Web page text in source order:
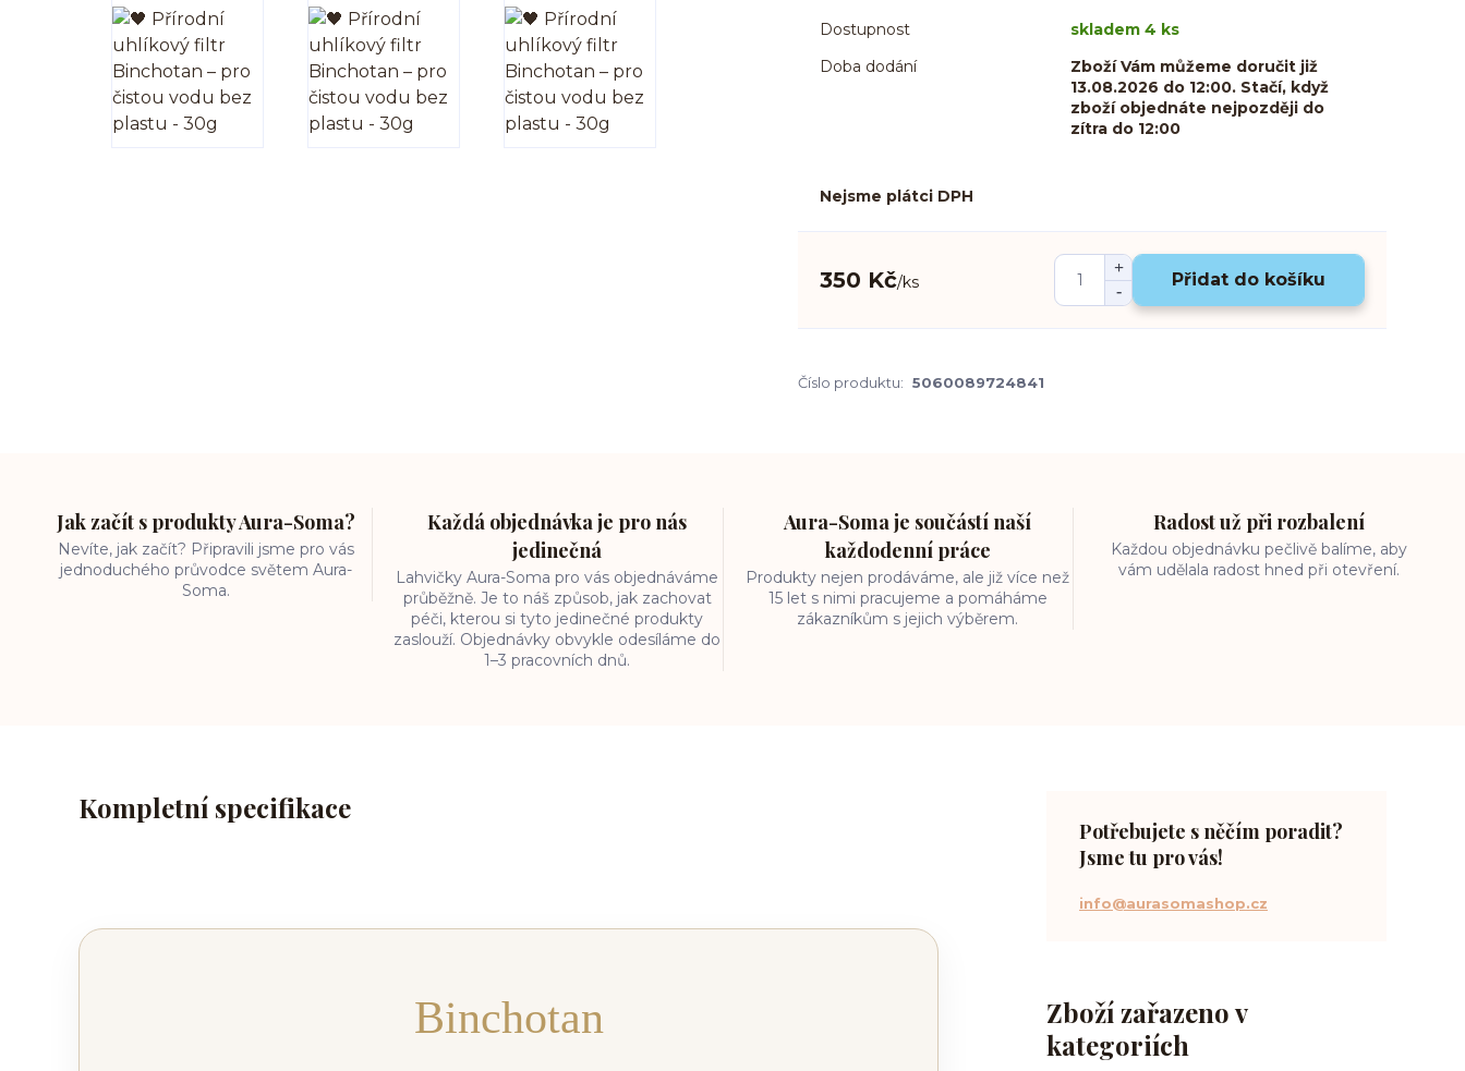
Dostupnost
skladem 4 ks
Doba dodání
Zboží Vám můžeme doručit již
13.08.2026 do 12:00. Stačí, když
zboží objednáte nejpozději do
zítra do 12:00
Nejsme plátci DPH
350 Kč/ks Přidat do košíku
Číslo produktu: 5060089724841
Jak začít s produkty Aura-Soma?
Nevíte, jak začít? Připravili jsme pro vás
jednoduchého průvodce světem Aura-
Soma.
Každá objednávka je pro nás
jedinečná
Lahvičky Aura-Soma pro vás objednáváme
průběžně. Je to náš způsob, jak zachovat
péči, kterou si tyto jedinečné produkty
zaslouží. Objednávky obvykle odesíláme do
1–3 pracovních dnů.
Aura-Soma je součástí naší
každodenní práce
Produkty nejen prodáváme, ale již více než
15 let s nimi pracujeme a pomáháme
zákazníkům s jejich výběrem.
Radost už při rozbalení
Každou objednávku pečlivě balíme, aby
vám udělala radost hned při otevření.
Kompletní specifikace
Binchotan
Zboží zařazeno v
kategoriích
Potřebujete s něčím poradit?
Jsme tu pro vás!
info@aurasomashop.cz